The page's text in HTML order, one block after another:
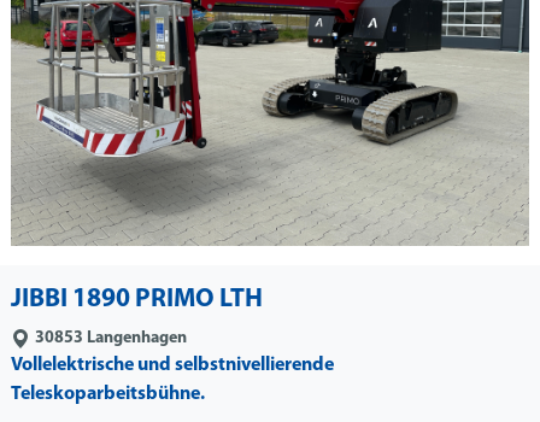
JIBBI 1890 PRIMO LTH
30853 Langenhagen
Vollelektrische und selbstnivellierende
Teleskoparbeitsbühne.